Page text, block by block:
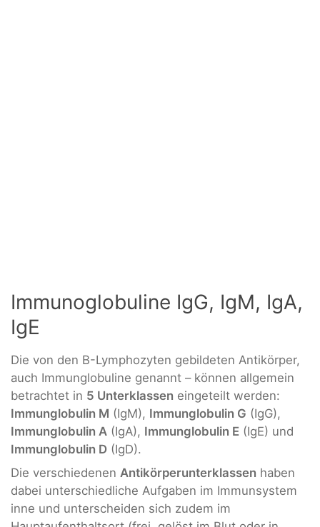
Immunoglobuline IgG, IgM, IgA,
IgE
Die von den B-Lymphozyten gebildeten Antikörper,
auch Immunglobuline genannt – können allgemein
betrachtet in 5 Unterklassen eingeteilt werden:
Immunglobulin M (IgM), Immunglobulin G (IgG),
Immunglobulin A (IgA), Immunglobulin E (IgE) und
Immunglobulin D (IgD).
Die verschiedenen Antikörperunterklassen haben
dabei unterschiedliche Aufgaben im Immunsystem
inne und unterscheiden sich zudem im